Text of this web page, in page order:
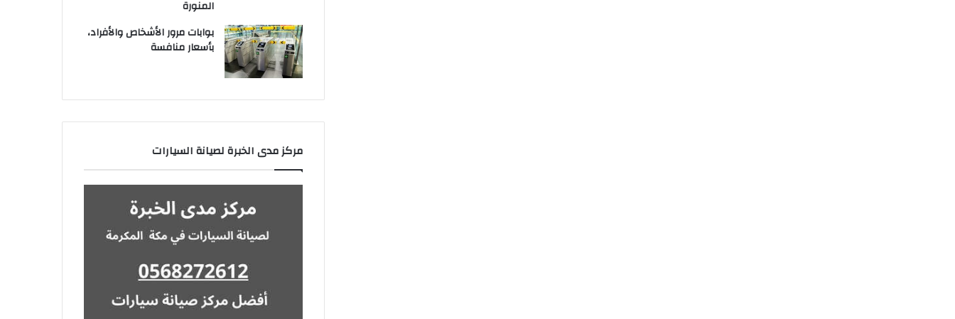
المنورة
بوابات مرور الأشخاص والأفراد،
بأسعار منافسة
مركز مدى الخبرة لصيانة السيارات